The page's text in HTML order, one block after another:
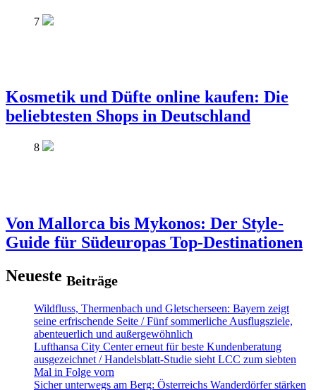
7
Kosmetik und Düfte online kaufen: Die
beliebtesten Shops in Deutschland
8
Von Mallorca bis Mykonos: Der Style-
Guide für Südeuropas Top-Destinationen
Neueste Beiträge
Wildfluss, Thermenbach und Gletscherseen: Bayern zeigt
seine erfrischende Seite / Fünf sommerliche Ausflugsziele,
abenteuerlich und außergewöhnlich
Lufthansa City Center erneut für beste Kundenberatung
ausgezeichnet / Handelsblatt-Studie sieht LCC zum siebten
Mal in Folge vorn
Sicher unterwegs am Berg: Österreichs Wanderdörfer stärken